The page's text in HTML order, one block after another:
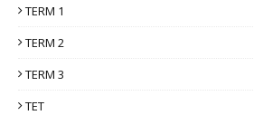
TERM 1
TERM 2
TERM 3
TET